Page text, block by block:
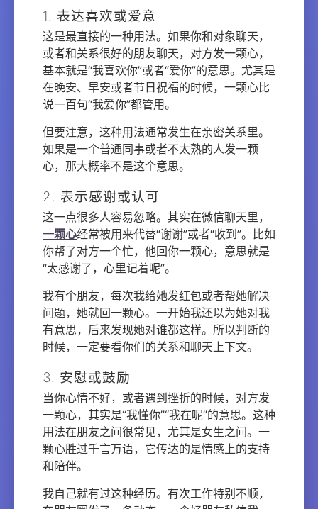
1. 表达喜欢或爱意
这是最直接的一种用法。如果你和对象聊天，
或者和关系很好的朋友聊天，对方发一颗心，
基本就是“我喜欢你”或者“爱你”的意思。尤其是
在晚安、早安或者节日祝福的时候，一颗心比
说一百句“我爱你”都管用。
但要注意，这种用法通常发生在亲密关系里。
如果是一个普通同事或者不太熟的人发一颗
心，那大概率不是这个意思。
2. 表示感谢或认可
这一点很多人容易忽略。其实在微信聊天里，
一颗心经常被用来代替“谢谢”或者“收到”。比如
你帮了对方一个忙，他回你一颗心，意思就是
“太感谢了，心里记着呢”。
我有个朋友，每次我给她发红包或者帮她解决
问题，她就回一颗心。一开始我还以为她对我
有意思，后来发现她对谁都这样。所以判断的
时候，一定要看你们的关系和聊天上下文。
3. 安慰或鼓励
当你心情不好，或者遇到挫折的时候，对方发
一颗心，其实是“我懂你”“我在呢”的意思。这种
用法在朋友之间很常见，尤其是女生之间。一
颗心胜过千言万语，它传达的是情感上的支持
和陪伴。
我自己就有过这种经历。有次工作特别不顺，